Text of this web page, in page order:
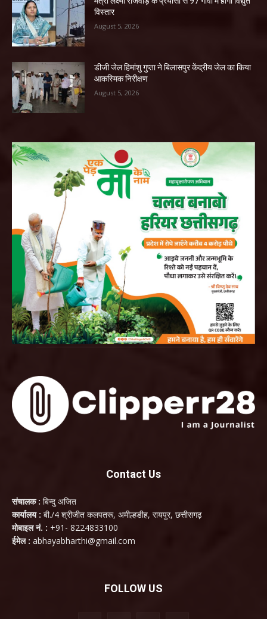
विस्तार
August 5, 2026
डीजी जेल हिमांशु गुप्ता ने बिलासपुर केंद्रीय जेल का किया
आकस्मिक निरीक्षण
August 5, 2026
Contact Us
संचालक : बिन्दु अजित
कार्यालय : बी./4 श्रीजीत कलपतरू, अमील्हडीह, रायपुर, छत्तीसगढ़
मोबाइल नं. : +91- 8224833100
ईमेल : abhayabharthi@gmail.com
FOLLOW US